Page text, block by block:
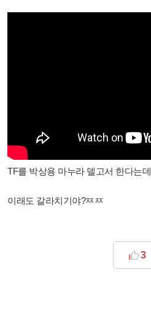
TF를 박상용 마누라 델고서 한다는데
이래도 갈라치기야?ㅉㅉ
3